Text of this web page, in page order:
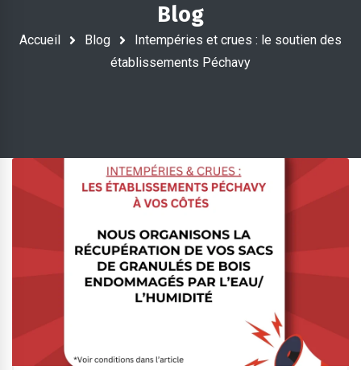
Blog
Accueil Blog
Intempéries et crues : le soutien des
établissements Péchavy